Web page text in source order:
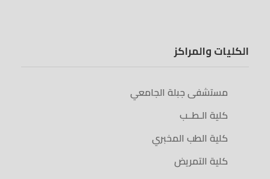
الكليات والمراكز
مستشفى جبلة الجامعي
كلية الـطــب
كلية الطب المخبري
كلية التمريض